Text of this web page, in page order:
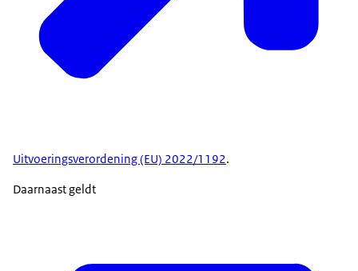
Uitvoeringsverordening (EU) 2022/1192.
Daarnaast geldt